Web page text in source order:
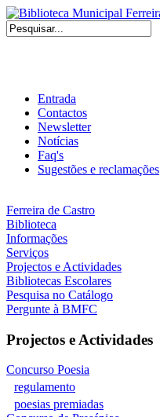
Entrada
Contactos
Newsletter
Notícias
Faq's
Sugestões e reclamações
Ferreira de Castro
Biblioteca
Informações
Serviços
Projectos e Actividades
Bibliotecas Escolares
Pesquisa no Catálogo
Pergunte à BMFC
Projectos e Actividades
Concurso Poesia
regulamento
poesias premiadas